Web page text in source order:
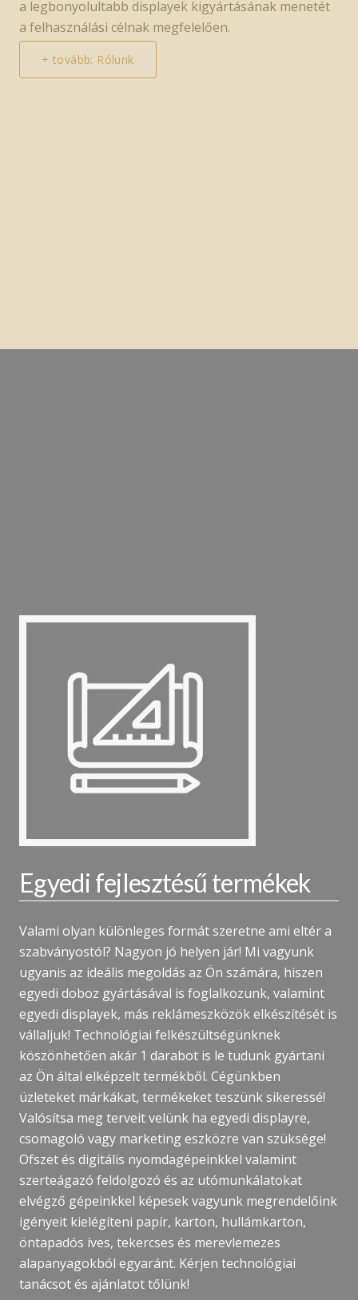
a legbonyolultabb displayek kigyártásának menetét
a felhasználási célnak megfelelően.
+ tovább: Rólunk
Egyedi fejlesztésű termékek
Valami olyan különleges formát szeretne ami eltér a
szabványostól? Nagyon jó helyen jár! Mi vagyunk
ugyanis az ideális megoldás az Ön számára, hiszen
egyedi doboz gyártásával is foglalkozunk, valamint
egyedi displayek, más reklámeszközök elkészítését is
vállaljuk! Technológiai felkészültségünknek
köszönhetően akár 1 darabot is le tudunk gyártani
az Ön által elképzelt termékből. Cégünkben
üzleteket márkákat, termékeket teszünk sikeressé!
Valósítsa meg terveit velünk ha egyedi displayre,
csomagoló vagy marketing eszközre van szüksége!
Ofszet és digitális nyomdagépeinkkel valamint
szerteágazó feldolgozó és az utómunkálatokat
elvégző gépeinkkel képesek vagyunk megrendelőink
igényeit kielégíteni papír, karton, hullámkarton,
öntapadós íves, tekercses és merevlemezes
alapanyagokból egyaránt. Kérjen technológiai
tanácsot és ajánlatot tőlünk!